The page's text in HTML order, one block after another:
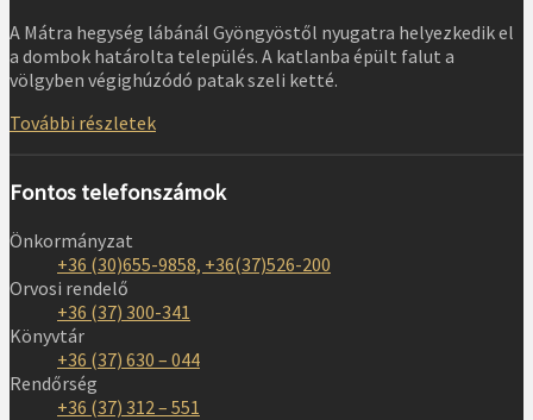
A Mátra hegység lábánál Gyöngyöstől nyugatra helyezkedik el
a dombok határolta település. A katlanba épült falut a
völgyben végighúzódó patak szeli ketté.
További részletek
Fontos telefonszámok
Önkormányzat
+36 (30)655-9858, +36(37)526-200
Orvosi rendelő
+36 (37) 300-341
Könyvtár
+36 (37) 630 – 044
Rendőrség
+36 (37) 312 – 551